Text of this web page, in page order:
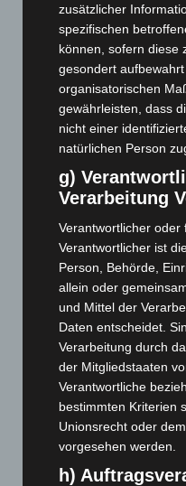
Mai 2025(112)
April 2025
März 2025(111)
Februar 2025(96)
Januar 2025(88)
Dezember 2024 (89)
November 2024(94)
Oktober 2024(93)
September 2024(112)
Juli 2024(89)
Juni 2024 (107)
Mai 2024
(149)
April 2024(102)
März 2024(103)
Februar 2024(103)
Januar 2024(111)
Dezember 2023(130)
zusätzlicher
spezifischen
können, sofern diese
gesondert
organisatorischen
gewährleisten, dass
nicht einer
natürlichen Person
g)
Verarbeitung
Verantwortlicher oder
Verantwortlicher ist
Person, Behörde,
allein oder
und Mittel der
Daten entscheidet.
Verarbeitung durch
der Mitgliedstaaten
Verantwortliche
bestimmten Kriterien
Unionsrecht oder
vorgesehen werden.
h)